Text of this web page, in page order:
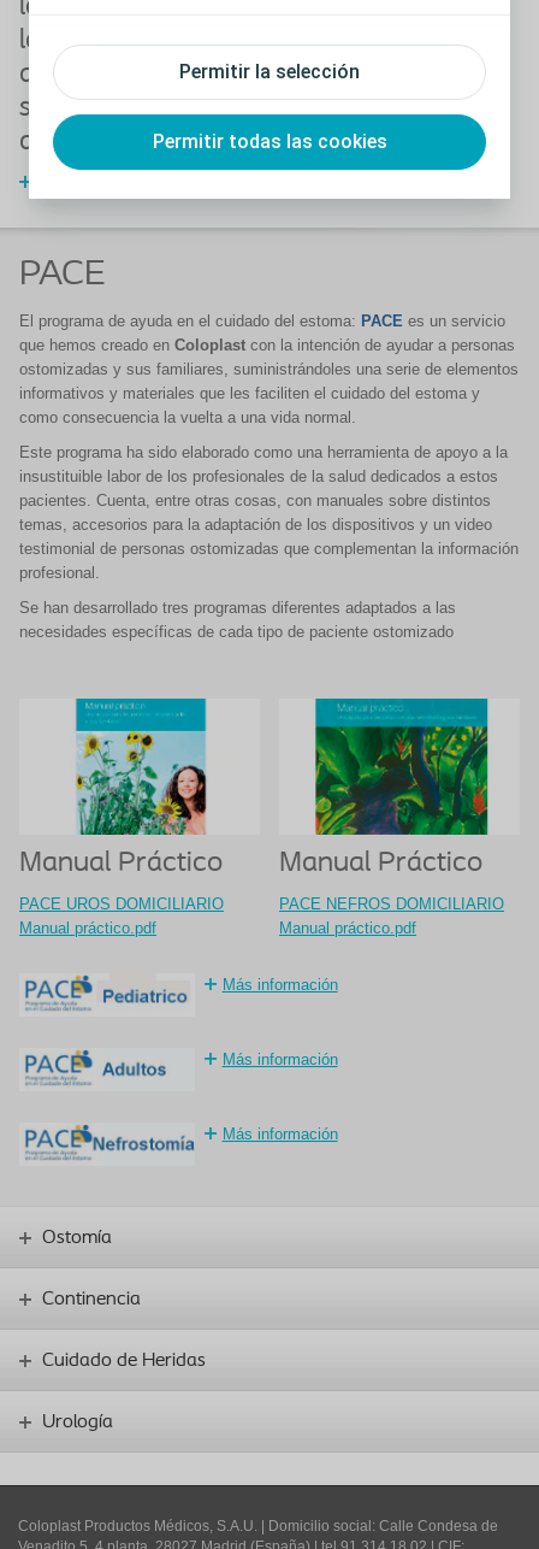
Permitir la selección
Permitir todas las cookies
los problemas con
las bolsas,
abultamiento y
superposición o
aplastamiento
La piel periestomal
PACE
El programa de ayuda en el cuidado del estoma: PACE es un servicio
que hemos creado en Coloplast con la intención de ayudar a personas
ostomizadas y sus familiares, suministrándoles una serie de elementos
informativos y materiales que les faciliten el cuidado del estoma y
como consecuencia la vuelta a una vida normal.
Este programa ha sido elaborado como una herramienta de apoyo a la
insustituible labor de los profesionales de la salud dedicados a estos
pacientes. Cuenta, entre otras cosas, con manuales sobre distintos
temas, accesorios para la adaptación de los dispositivos y un video
testimonial de personas ostomizadas que complementan la información
profesional.
Se han desarrollado tres programas diferentes adaptados a las
necesidades específicas de cada tipo de paciente ostomizado
Manual Práctico
PACE UROS DOMICILIARIO
Manual práctico.pdf
Manual Práctico
PACE NEFROS DOMICILIARIO
Manual práctico.pdf
Más información
Más información
Más información
Ostomía
Continencia
Cuidado de Heridas
Urología
Coloplast Productos Médicos, S.A.U. | Domicilio social: Calle Condesa de